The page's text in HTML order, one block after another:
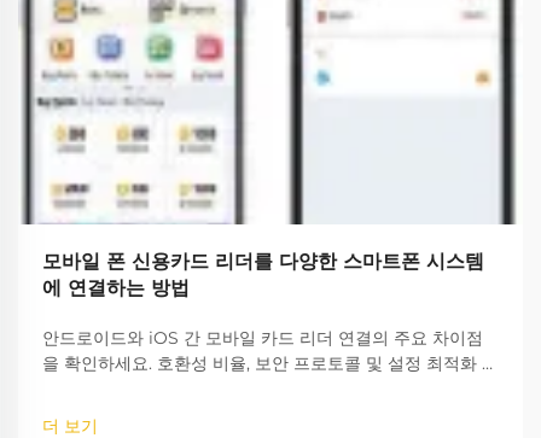
모바일 폰 신용카드 리더를 다양한 스마트폰 시스템
에 연결하는 방법
안드로이드와 iOS 간 모바일 카드 리더 연결의 주요 차이점
을 확인하세요. 호환성 비율, 보안 프로토콜 및 설정 최적화 방
요.
더 보기